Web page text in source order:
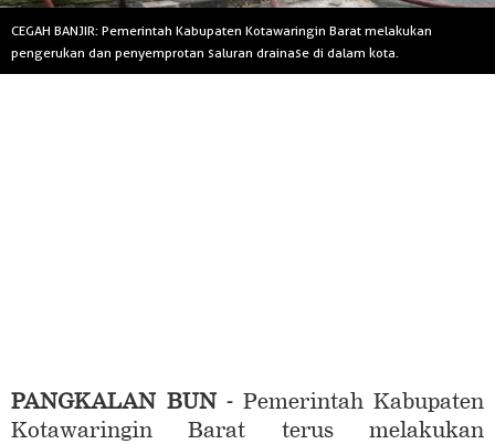
CEGAH BANJIR: Pemerintah Kabupaten Kotawaringin Barat melakukan
pengerukan dan penyemprotan saluran drainase di dalam kota.
PANGKALAN BUN - Pemerintah Kabupaten
Kotawaringin Barat terus melakukan